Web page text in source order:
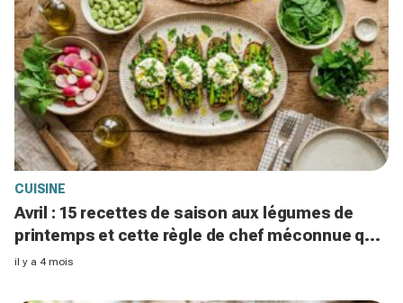
CUISINE
Avril : 15 recettes de saison aux légumes de
printemps et cette règle de chef méconnue qui
évite de tout gâcher
il y a 4 mois